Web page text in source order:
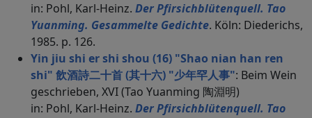
in: Pohl, Karl-Heinz. Der Pfirsichblütenquell. Tao
Yuanming. Gesammelte Gedichte. Köln: Diederichs,
1985. p. 126.
Yin jiu shi er shi shou (16) "Shao nian han ren
shi" 飲酒詩二十首 (其十六) "少年罕人事": Beim Wein
geschrieben, XVI (Tao Yuanming 陶淵明)
in: Pohl, Karl-Heinz. Der Pfirsichblütenquell. Tao